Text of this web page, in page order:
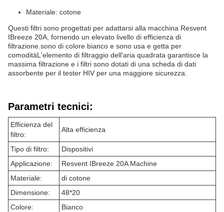
Materiale: cotone
Questi filtri sono progettati per adattarsi alla macchina Resvent
IBreeze 20A, fornendo un elevato livello di efficienza di
filtrazione.sono di colore bianco e sono usa e getta per
comoditàL'elemento di filtraggio dell'aria quadrata garantisce la
massima filtrazione e i filtri sono dotati di una scheda di dati
assorbente per il tester HIV per una maggiore sicurezza.
Parametri tecnici:
Efficienza del
filtro:
Alta efficienza
Tipo di filtro:
Dispositivi
Applicazione:
Resvent IBreeze 20A Machine
Materiale:
di cotone
Dimensione:
48*20
Colore:
Bianco